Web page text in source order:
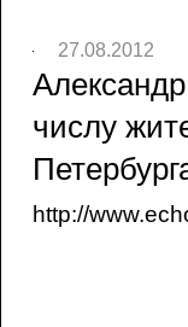
27.08.2012
числу
http://